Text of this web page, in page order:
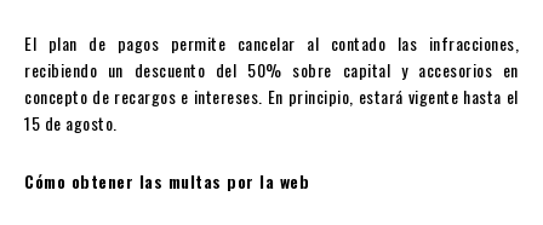
El plan de pagos permite cancelar al contado las infracciones,
recibiendo un descuento del 50% sobre capital y accesorios en
concepto de recargos e intereses. En principio, estará vigente hasta el
15 de agosto.
Cómo obtener las multas por la web